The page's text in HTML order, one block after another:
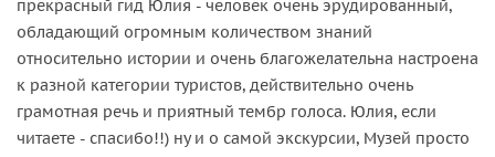
прекрасный гид Юлия - человек очень эрудированный,
обладающий огромным количеством знаний
относительно истории и очень благожелательна настроена
к разной категории туристов, действительно очень
грамотная речь и приятный тембр голоса. Юлия, если
читаете - спасибо!!) ну и о самой экскурсии, Музей просто